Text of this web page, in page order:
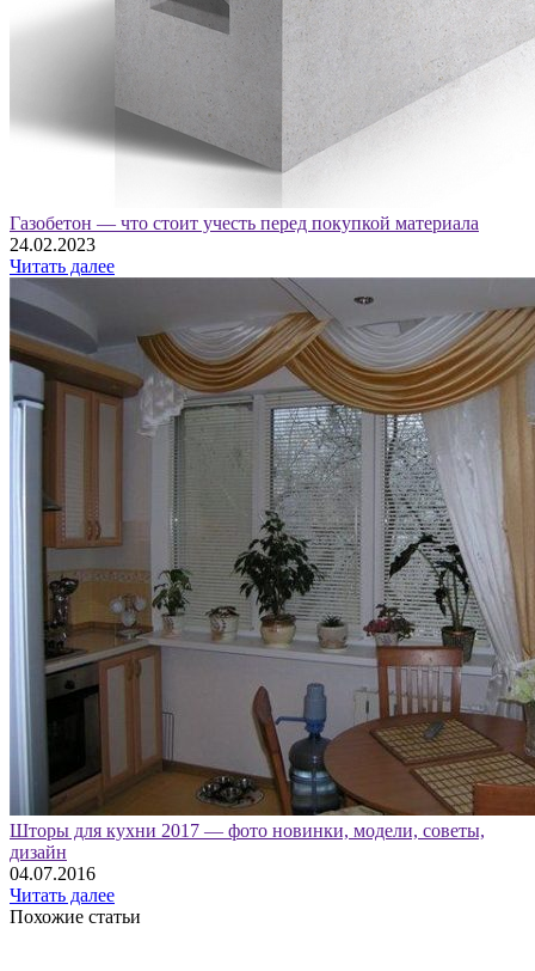
Газобетон — что стоит учесть перед покупкой материала
24.02.2023
Читать далее
Шторы для кухни 2017 — фото новинки, модели, советы,
дизайн
04.07.2016
Читать далее
Похожие статьи